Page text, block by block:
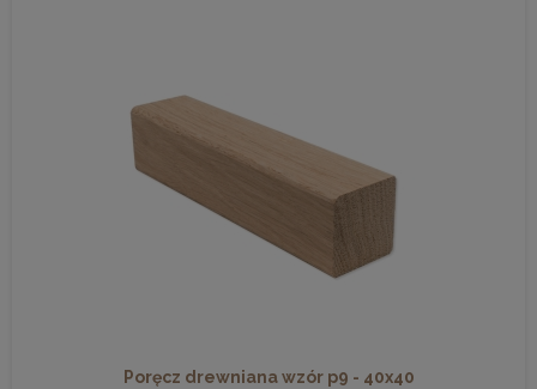
Poręcz drewniana wzór p9 - 40x40